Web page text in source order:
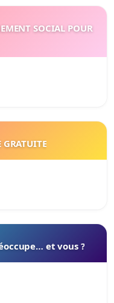
SOCIAL POUR
GRATUITE
et vous ?